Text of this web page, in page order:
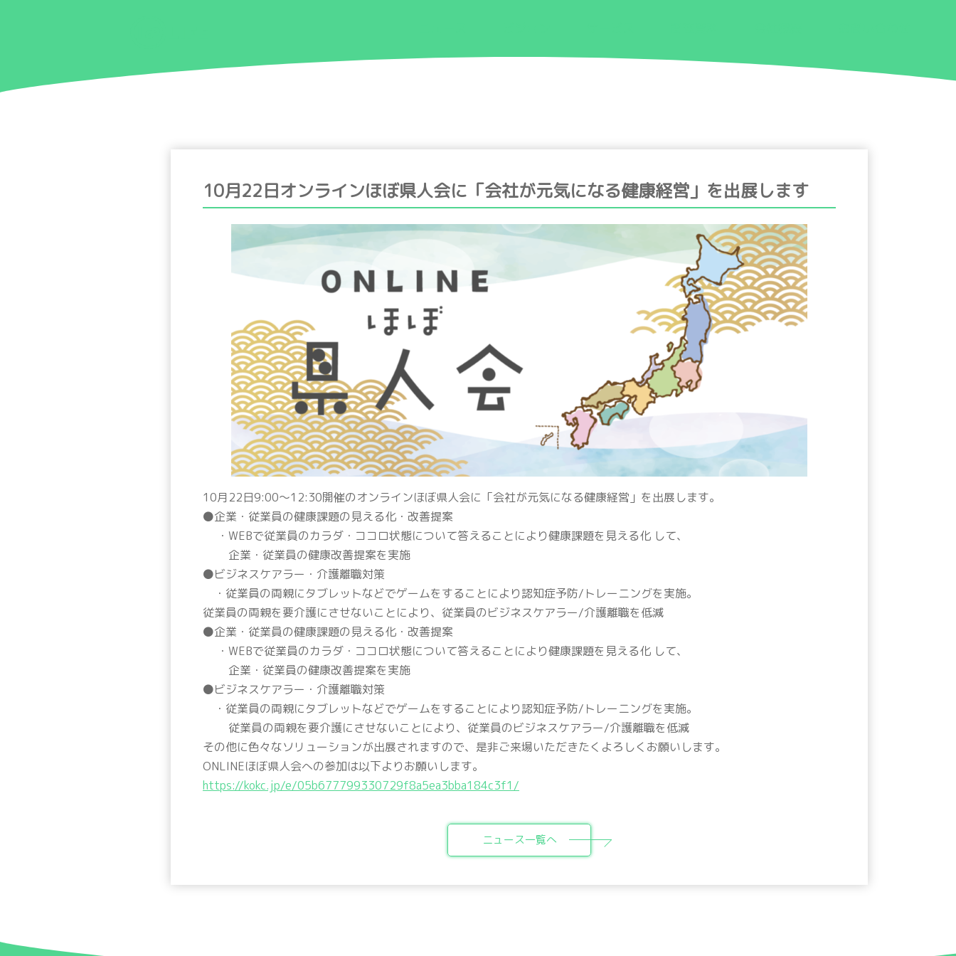
10月22日オンラインほぼ県人会に「会社が元気になる健康経営」を出展します
10月22日9:00〜12:30開催のオンラインほぼ県人会に「会社が元気になる健康経営」を出展します。
⚫️企業・従業員の健康課題の見える化・改善提案
・WEBで従業員のカラダ・ココロ状態について答えることにより健康課題を見える化 して、
企業・従業員の健康改善提案を実施
⚫️ビジネスケアラー・介護離職対策
・従業員の両親にタブレットなどでゲームをすることにより認知症予防/トレーニングを実施。
従業員の両親を要介護にさせないことにより、従業員のビジネスケアラー/介護離職を低減
⚫️企業・従業員の健康課題の見える化・改善提案
・WEBで従業員のカラダ・ココロ状態について答えることにより健康課題を見える化 して、
企業・従業員の健康改善提案を実施
⚫️ビジネスケアラー・介護離職対策
・従業員の両親にタブレットなどでゲームをすることにより認知症予防/トレーニングを実施。
従業員の両親を要介護にさせないことにより、従業員のビジネスケアラー/介護離職を低減
その他に色々なソリューションが出展されますので、是非ご来場いただきたくよろしくお願いします。
ONLINEほぼ県人会への参加は以下よりお願いします。
https://kokc.jp/e/05b677799330729f8a5ea3bba184c3f1/
ニュース一覧へ